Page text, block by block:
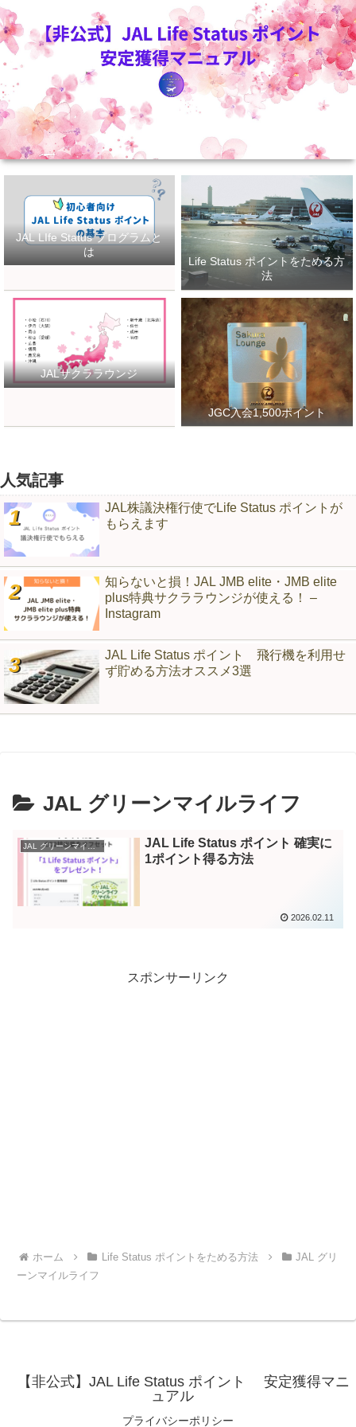
JAL LIfe Status プログラムと
は
Life Status ポイントをためる方
法
JALサクララウンジ
JGC入会1,500ポイント
人気記事
JAL株議決権行使でLife Status ポイントが
もらえます
知らないと損！JAL JMB elite・JMB elite
plus特典サクララウンジが使える！ –
Instagram
JAL Life Status ポイント 飛行機を利用せ
ず貯める方法オススメ3選
JAL グリーンマイルライフ
JAL グリーンマイルライフ
JAL Life Status ポイント 確実に
1ポイント得る方法
2026.02.11
スポンサーリンク
ホーム Life Status ポイントをためる方法
JAL グリ
ーンマイルライフ
【非公式】JAL Life Status ポイント 安定獲得マニ
ュアル
プライバシーポリシー